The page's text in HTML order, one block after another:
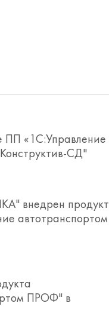
ПП «1С:Управление
СД"
внедрен продукт
автотранспортом
ПРОФ" в